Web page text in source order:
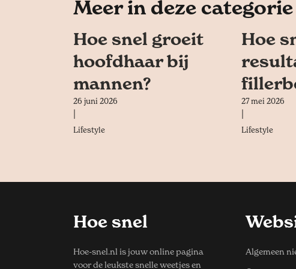
Meer in deze categorie
Hoe snel groeit
hoofdhaar bij
mannen?
26 juni 2026
Lifestyle
Hoe
27 mei 2026
Lifestyle
Hoe snel
Hoe-snel.nl is jouw online pagina
voor de leukste snelle weetjes en
Algemeen